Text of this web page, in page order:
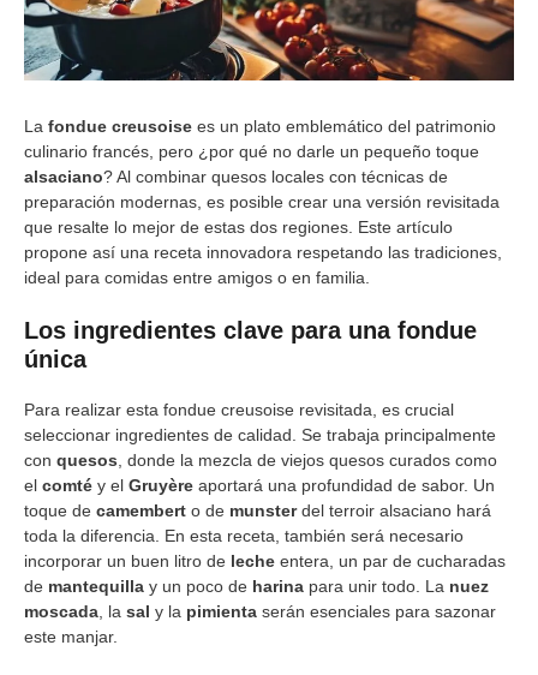
La fondue creusoise es un plato emblemático del patrimonio
culinario francés, pero ¿por qué no darle un pequeño toque
alsaciano? Al combinar quesos locales con técnicas de
preparación modernas, es posible crear una versión revisitada
que resalte lo mejor de estas dos regiones. Este artículo
propone así una receta innovadora respetando las tradiciones,
ideal para comidas entre amigos o en familia.
Los ingredientes clave para una fondue
única
Para realizar esta fondue creusoise revisitada, es crucial
seleccionar ingredientes de calidad. Se trabaja principalmente
con quesos, donde la mezcla de viejos quesos curados como
el comté y el Gruyère aportará una profundidad de sabor. Un
toque de camembert o de munsterdel terroir alsaciano hará
toda la diferencia. En esta receta, también será necesario
incorporar un buen litro de leche entera, un par de cucharadas
de mantequilla y un poco de harina para unir todo. La nuez
moscada, la sal y la pimienta serán esenciales para sazonar
este manjar.